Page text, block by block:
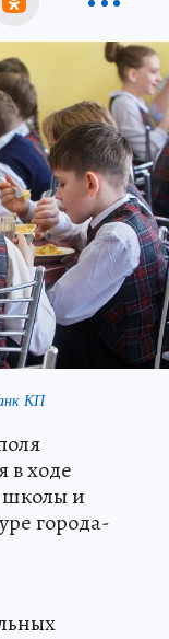
КП
в ходе
школы и
города-